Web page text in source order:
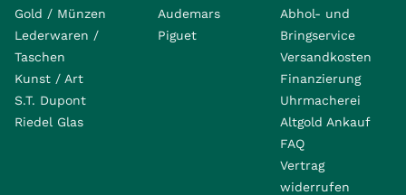
Gold / Münzen
Lederwaren /
Taschen
Kunst / Art
S.T. Dupont
Riedel Glas
Audemars
Piguet
Abhol- und
Bringservice
Versandkosten
Finanzierung
Uhrmacherei
Altgold Ankauf
FAQ
Vertrag
widerrufen